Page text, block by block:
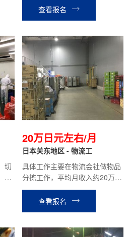
区，可以用中文沟通，交流没有
障碍。主要负责观察老人的健康
澡，辅助康复运动，组织各种活
动等。平均到手工资17万日元左
右。
查看报名
切
出
20万日元左右/月
日本关东地区 - 物流工
具体工作主要在物流会社做物品
分拣工作，平均月收入约20万日
元左右
查看报名